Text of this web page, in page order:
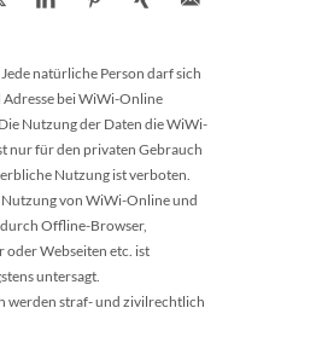
Jede natürliche Person darf sich
bei WiWi-Online
Nutzung der Daten die WiWi-
nur für den privaten Gebrauch
Nutzung ist verboten.
von WiWi-Online und
Offline-Browser,
oder Webseiten etc. ist
untersagt.
werden straf- und zivilrechtlich